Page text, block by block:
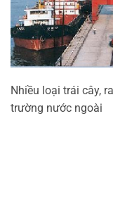
Nhiều loại trái cây,
trường nước ngoài